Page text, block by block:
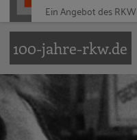
Zur Navigation springen
Zum Hauptinhalt springen
Ein Angebot desRKW
100-jahre-rkw.de